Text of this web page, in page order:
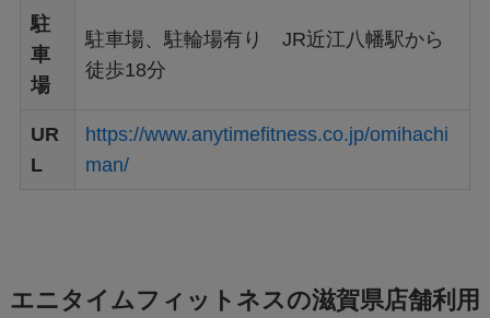
駐
車
場
駐車場、駐輪場有り JR近江八幡駅から
徒歩18分
UR
L
https://www.anytimefitness.co.jp/omihachi
man/
エニタイムフィットネスの滋賀県店舗利用